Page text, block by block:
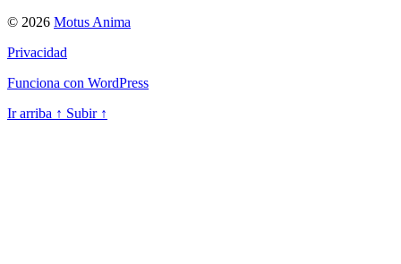
© 2026 Motus Anima
Privacidad
Funciona con WordPress
Ir arriba ↑ Subir ↑